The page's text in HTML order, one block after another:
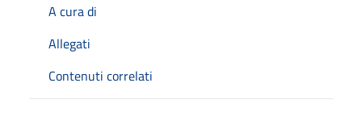
A cura di
Allegati
Contenuti correlati